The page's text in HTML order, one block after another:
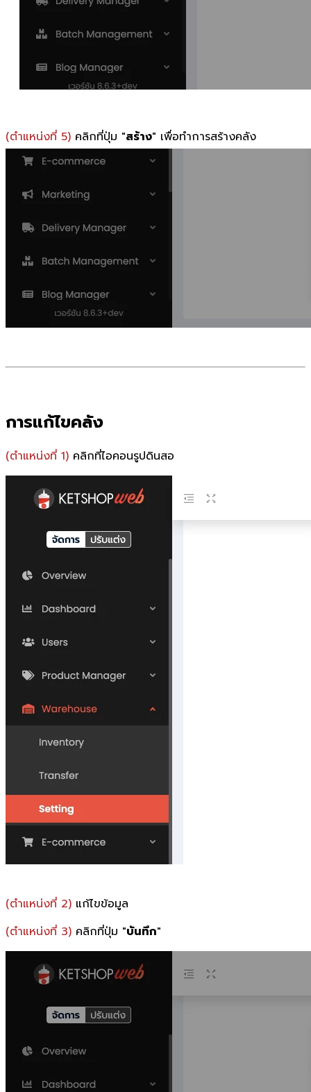
(ตำแหน่งที่ 5) คลิกที่ปุ่ม "สร้าง" เพื่อทำการสร้างคลัง
การแก้ไขคลัง
(ตำแหน่งที่ 1) คลิกที่ไอคอนรูปดินสอ
(ตำแหน่งที่ 2) แก้ไขข้อมูล
(ตำแหน่งที่ 3) คลิกที่ปุ่ม "บันทึก"